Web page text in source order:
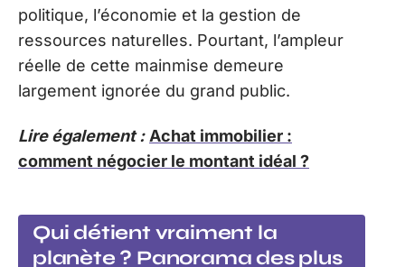
politique, l’économie et la gestion de
ressources naturelles. Pourtant, l’ampleur
réelle de cette mainmise demeure
largement ignorée du grand public.
Lire également : Achat immobilier :
comment négocier le montant idéal ?
Qui détient vraiment la
planète ? Panorama des plus